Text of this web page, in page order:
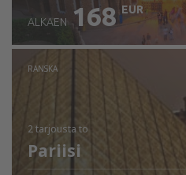
Tarkista tiedot
ALKAEN 168 EUR
RANSKA
2 tarjousta to
Pariisi